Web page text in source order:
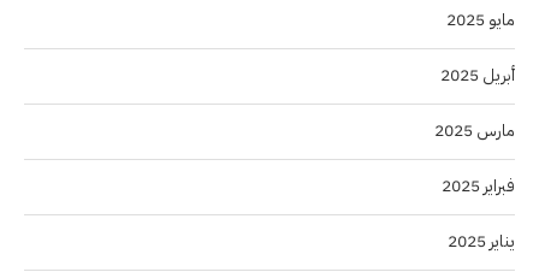
مايو 2025
أبريل 2025
مارس 2025
فبراير 2025
يناير 2025